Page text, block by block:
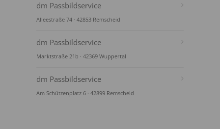
dm Passbildservice
Alleestraße 74 · 42853 Remscheid
dm Passbildservice
Marktstraße 21b · 42369 Wuppertal
dm Passbildservice
Am Schützenplatz 6 · 42899 Remscheid